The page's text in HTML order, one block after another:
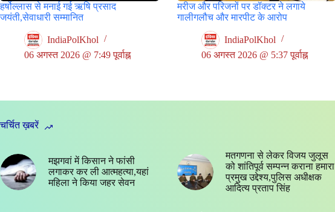
हर्षोल्लास से मनाई गई ऋषि प्रसाद
जयंती,सेवाधारी सम्मानित
IndiaPolKhol
06 अगस्त 2026 @ 7:49 पूर्वाह्न
मरीज और परिजनों पर डॉक्टर ने लगाये
गालीगलौच और मारपीट के आरोप
IndiaPolKhol
06 अगस्त 2026 @ 5:37 पूर्वाह्न
चर्चित ख़बरें
मझगवां में किसान ने फांसी
लगाकर कर ली आत्महत्या,यहां
महिला ने किया जहर सेवन
मतगणना से लेकर विजय जुलूस
को शांतिपूर्व सम्पन्न कराना हमारा
प्रमुख उद्देश्य,पुलिस अधीक्षक
आदित्य प्रताप सिंह